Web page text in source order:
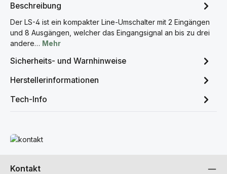
Beschreibung
Der LS-4 ist ein kompakter Line-Umschalter mit 2 Eingängen
und 8 Ausgängen, welcher das Eingangsignal an bis zu drei
andere… Mehr
Sicherheits- und Warnhinweise
Herstellerinformationen
Tech-Info
Mehr erfahren
Kontakt